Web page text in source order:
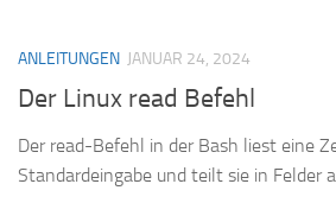
ANLEITUNGEN JANUAR 24, 2024
Der Linux read Befehl
Der read-Befehl in der Bash liest eine
Standardeingabe und teilt sie in Felder